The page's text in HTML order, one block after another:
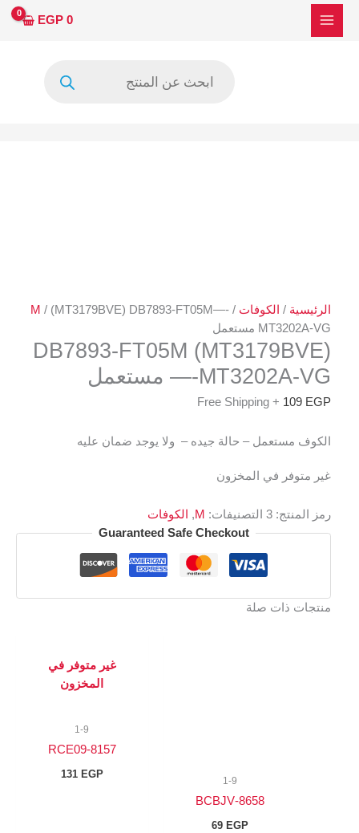
تخطي
0
EGP
الرئيسية / الكوفات /
M / (MT3179BVE) DB7893-FT05M—-
MT3202A-VG مستعمل
(MT3179BVE) DB7893-FT05M
—-MT3202A-VG مستعمل
109 EGP
+ Free Shipping
الكوف مستعمل – حالة جيده – ولا يوجد ضمان عليه
غير متوفر في المخزون
رمز المنتج: 3 التصنيفات: M
,
الكوفات
Guaranteed Safe Checkout
منتجات ذات صلة
1-9
8658-BCBJV
69 EGP
غير متوفر في
المخزون
1-9
8157-RCE09
131 EGP